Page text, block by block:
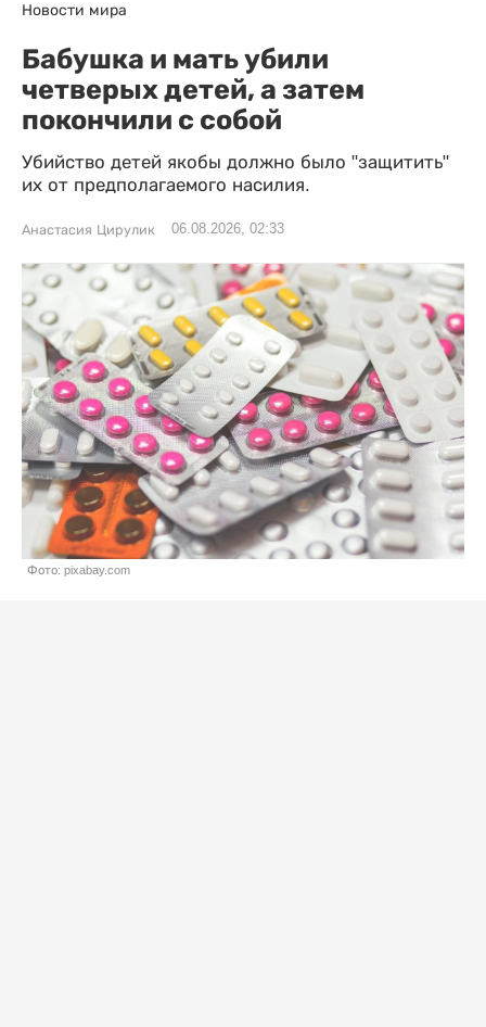
Новости мира
Бабушка и мать убили
четверых детей, а затем
покончили с собой
Убийство детей якобы должно было "защитить"
их от предполагаемого насилия.
Анастасия Цирулик 06.08.2026, 02:33
Фото: pixabay.com